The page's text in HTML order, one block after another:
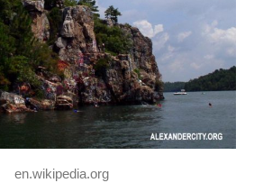
en.wikipedia.org